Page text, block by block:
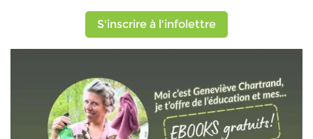
S'inscrire à l'infolettre